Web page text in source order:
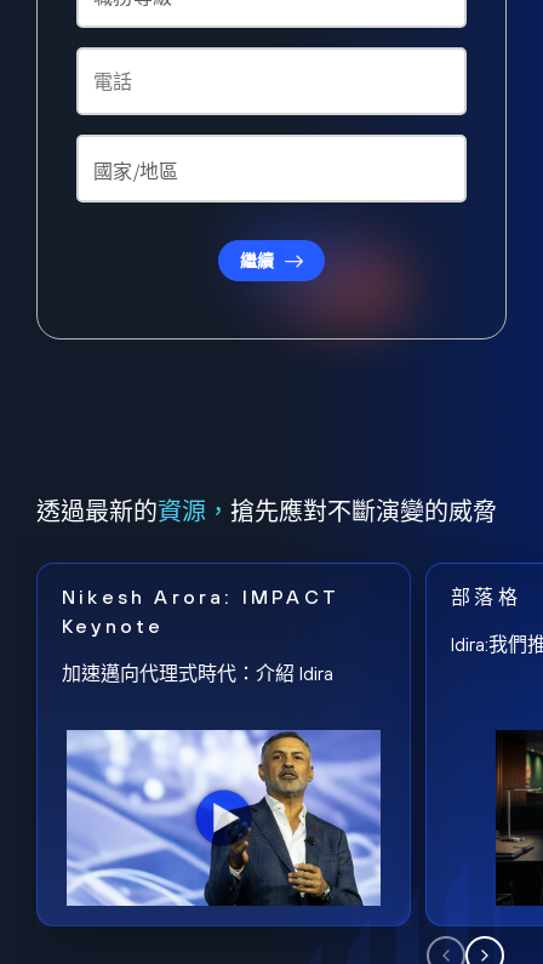
繼續
透過最新的資源， 搶先應對不斷演變的威脅
Nikesh Arora: IMPACT
Keynote
加速邁向代理式時代：介紹 Idira
部落格
Idira:我們